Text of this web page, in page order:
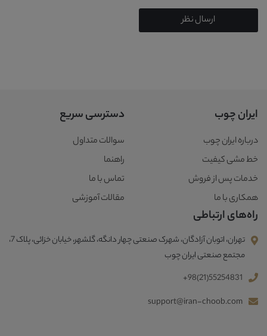
ارسال نظر
ایران چوب
درباره ایران چوب
خط مشی کیفیت
خدمات پس از فروش
همکاری با ما
دسترسی سریع
سوالات متداول
راهنما
تماس با ما
مقالات آموزشی
راه‌های ارتباطی
تهران، اتوبان آزادگان، شهرک صنعتی چهار دانگه، گلشهر، خیابان خزائی، پلاک 7،
مجتمع صنعتی ایران چوب
+98(21)55254831
support@iran-choob.com